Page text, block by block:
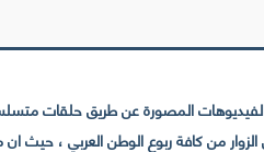
المصورة عن طريق حلقات